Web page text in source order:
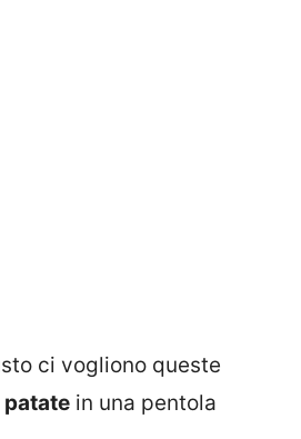
ci vogliono queste
patate in una pentola